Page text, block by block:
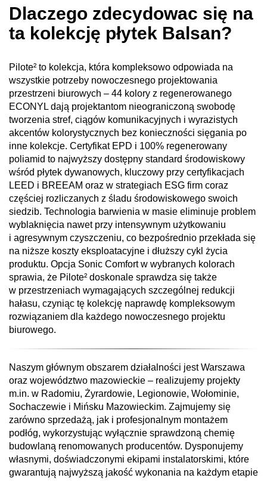
Dlaczego zdecydowac się na
ta kolekcję płytek Balsan?
Pilote² to kolekcja, która kompleksowo odpowiada na
wszystkie potrzeby nowoczesnego projektowania
przestrzeni biurowych – 44 kolory z regenerowanego
ECONYL dają projektantom nieograniczoną swobodę
tworzenia stref, ciągów komunikacyjnych i wyrazistych
akcentów kolorystycznych bez konieczności sięgania po
inne kolekcje. Certyfikat EPD i 100% regenerowany
poliamid to najwyższy dostępny standard środowiskowy
wśród płytek dywanowych, kluczowy przy certyfikacjach
LEED i BREEAM oraz w strategiach ESG firm coraz
częściej rozliczanych z śladu środowiskowego swoich
siedzib. Technologia barwienia w masie eliminuje problem
wyblaknięcia nawet przy intensywnym użytkowaniu
i agresywnym czyszczeniu, co bezpośrednio przekłada się
na niższe koszty eksploatacyjne i dłuższy cykl życia
produktu. Opcja Sonic Comfort w wybranych kolorach
sprawia, że Pilote² doskonale sprawdza się także
w przestrzeniach wymagających szczególnej redukcji
hałasu, czyniąc tę kolekcję naprawdę kompleksowym
rozwiązaniem dla każdego nowoczesnego projektu
biurowego.
Naszym głównym obszarem działalności jest Warszawa
oraz województwo mazowieckie – realizujemy projekty
m.in. w Radomiu, Żyrardowie, Legionowie, Wołominie,
Sochaczewie i Mińsku Mazowieckim. Zajmujemy się
zarówno sprzedażą, jak i profesjonalnym montażem
podłóg, wykorzystując wyłącznie sprawdzoną chemię
budowlaną renomowanych producentów. Dysponujemy
własnymi, doświadczonymi ekipami instalatorskimi, które
gwarantują najwyższą jakość wykonania na każdym etapie